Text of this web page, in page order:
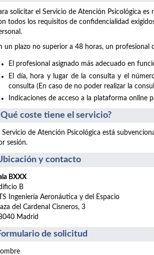
solicitar el Servicio de Atención Psicológica
todos los requisitos de confidencialidad
un plazo no superior a 48 horas, un
El profesional asignado más adecuado en
El día, hora y lugar de la consulta y el
consulta (En caso de no poder realizar la
Indicaciones de acceso a la plataforma online
coste tiene el servicio?
Servicio de Atención Psicológica está
sesión.
y contacto
BXXX
B
Ingeniería Aeronáutica y del Espacio
del Cardenal Cisneros, 3
Madrid
de solicitud